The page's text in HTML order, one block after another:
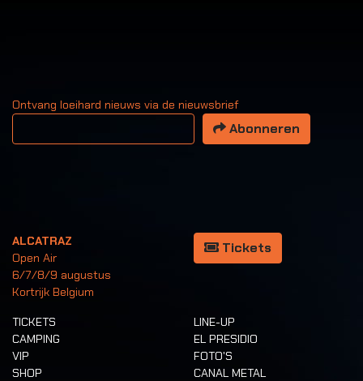
Ontvang loeihard nieuws via de nieuwsbrief
Uw email adres
Abonneren
ALCATRAZ
Open Air
6/7/8/9 augustus
Kortrijk Belgium
Tickets
TICKETS
CAMPING
VIP
SHOP
LINE-UP
EL PRESIDIO
FOTO'S
CANAL METAL